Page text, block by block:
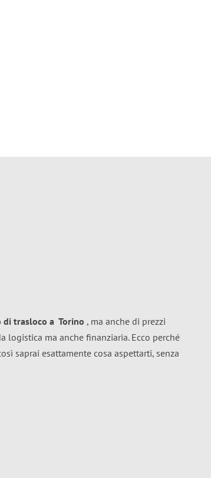
di trasloco a Torino , ma anche di prezzi
logistica ma anche finanziaria. Ecco perché
saprai esattamente cosa aspettarti, senza